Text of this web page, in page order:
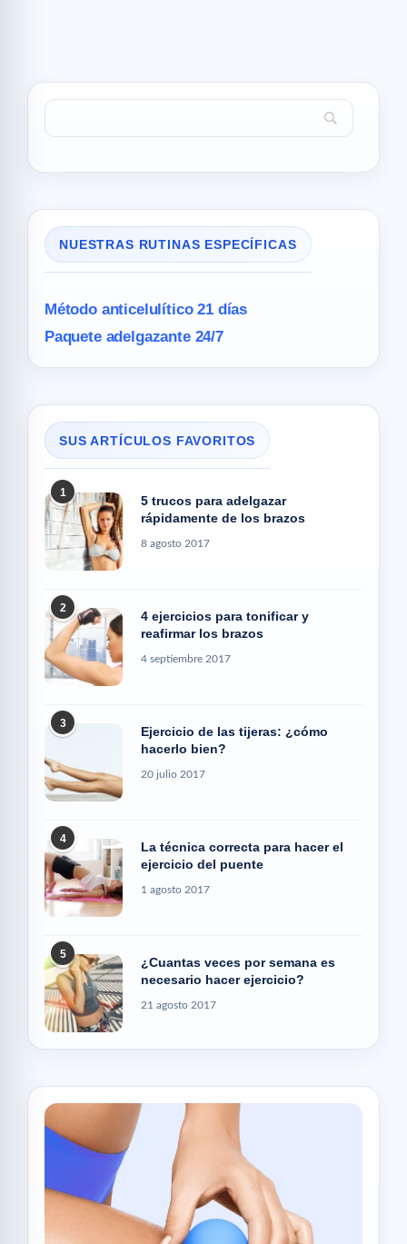
NUESTRAS RUTINAS ESPECÍFICAS
Método anticelulítico 21 días
Paquete adelgazante 24/7
SUS ARTÍCULOS FAVORITOS
1
5 trucos para adelgazar
rápidamente de los brazos
8 agosto 2017
2
4 ejercicios para tonificar y
reafirmar los brazos
4 septiembre 2017
3
Ejercicio de las tijeras: ¿cómo
hacerlo bien?
20 julio 2017
4
La técnica correcta para hacer el
ejercicio del puente
1 agosto 2017
5
¿Cuantas veces por semana es
necesario hacer ejercicio?
21 agosto 2017